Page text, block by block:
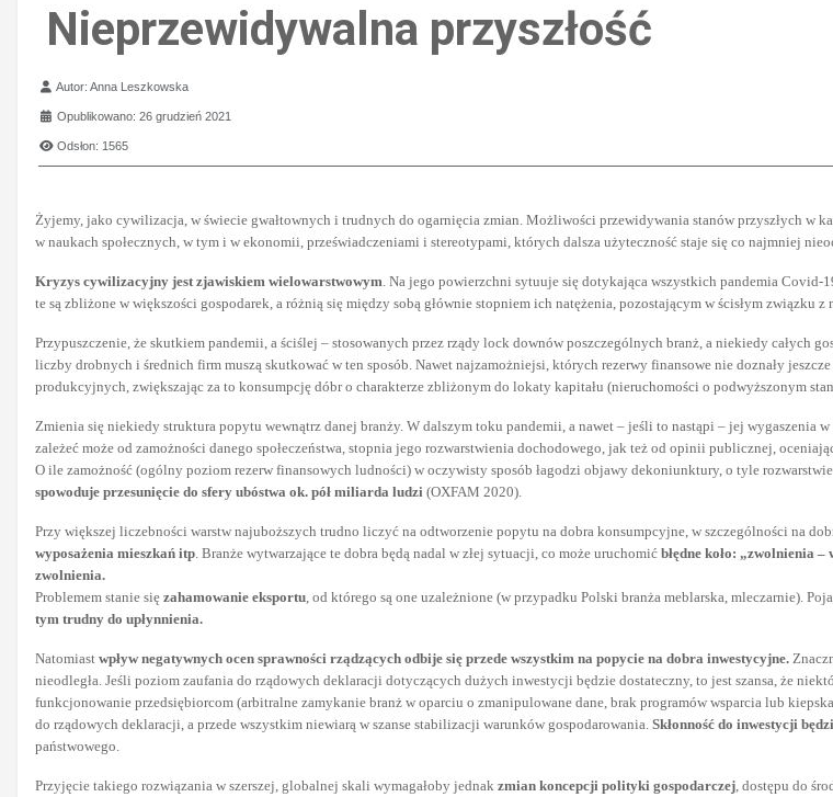
Nieprzewidywalna przyszłość
Szczegóły
Autor:Anna Leszkowska
Opublikowano: 26 grudzień 2021
Odsłon: 1565
Żyjemy, jako cywilizacja, w świecie gwałtownych i trudnych do ogarnięcia zmian. Możliwości przewidywania stanów przyszłych
w naukach społecznych, w tym i w ekonomii, przeświadczeniami i stereotypami, których dalsza użyteczność staje się co najmniej
Kryzys cywilizacyjny jest zjawiskiem wielowarstwowym . Na jego powierzchni sytuuje się dotykająca wszystkich pandemia
te są zbliżone w większości gospodarek, a różnią się między sobą głównie stopniem ich natężenia, pozostającym w ścisłym związku
Przypuszczenie, że skutkiem pandemii, a ściślej – stosowanych przez rządy lock downów poszczególnych branż, a niekiedy całych
liczby drobnych i średnich firm muszą skutkować w ten sposób. Nawet najzamożniejsi, których rezerwy finansowe nie doznały
produkcyjnych, zwiększając za to konsumpcję dóbr o charakterze zbliżonym do lokaty kapitału (nieruchomości o podwyższonym
Zmienia się niekiedy struktura popytu wewnątrz danej branży. W dalszym toku pandemii, a nawet – jeśli to nastąpi – jej wygaszenia w
zależeć może od zamożności danego społeczeństwa, stopnia jego rozwarstwienia dochodowego, jak też od opinii publicznej,
O ile zamożność (ogólny poziom rezerw finansowych ludności) w oczywisty sposób łagodzi objawy dekoniunktury, o tyle
spowoduje przesunięcie do sfery ubóstwa ok. pół miliarda ludzi (OXFAM 2020).
Przy większej liczebności warstw najuboższych trudno liczyć na odtworzenie popytu na dobra konsumpcyjne, w szczególności na
wyposażenia mieszkań itp . Branże wytwarzające te dobra będą nadal w złej sytuacji, co może uruchomić błędne koło: „zwolnienia
zwolnienia.
Problemem stanie się zahamowanie eksportu , od którego są one uzależnione (w przypadku Polski branża meblarska, mleczarnie).
tym trudny do upłynnienia.
Natomiast wpływ negatywnych ocen sprawności rządzących odbije się przede wszystkim na popycie na dobra inwestycyjne.
nieodległa. Jeśli poziom zaufania do rządowych deklaracji dotyczących dużych inwestycji będzie dostateczny, to jest szansa, że
funkcjonowanie przedsiębiorcom (arbitralne zamykanie branż w oparciu o zmanipulowane dane, brak programów wsparcia lub
do rządowych deklaracji, a przede wszystkim niewiarą w szanse stabilizacji warunków gospodarowania. Skłonność do inwestycji
państwowego.
Przyjęcie takiego rozwiązania w szerszej, globalnej skali wymagałoby jednak zmian koncepcji polityki gospodarczej , dostępu do